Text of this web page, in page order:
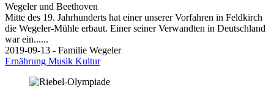
Wegeler und Beethoven
Mitte des 19. Jahrhunderts hat einer unserer Vorfahren in Feldkirch
die Wegeler-Mühle erbaut. Einer seiner Verwandten in Deutschland
war ein......
2019-09-13 - Familie Wegeler
Ernährung Musik Kultur